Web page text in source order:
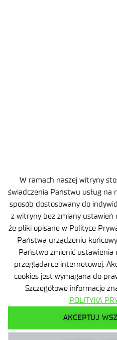
W ramach naszej witryny
świadczenia Państwu usług na
sposób dostosowany do
z witryny bez zmiany ustawień
że pliki opisane w Polityce
Państwa urządzeniu
Państwo zmienić ustawienia
przeglądarce internetowej.
cookies jest wymagana do
Szczegółowe informacje
POLITYKA
AKCEPTUJ
bezpieczeństwa
podmiot, który weźmie
.
Klauzula informacyjna
Deklaracja dostępności
Polityka prywatności